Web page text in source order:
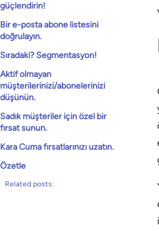
güçlendirin!
Bir e-posta abone listesini
doğrulayın.
Sıradaki? Segmentasyon!
Aktif olmayan
müşterilerinizi/abonelerinizi
düşünün.
Sadık müşteriler için özel bir
fırsat sunun.
Kara Cuma fırsatlarınızı uzatın.
Özetle
Related posts: